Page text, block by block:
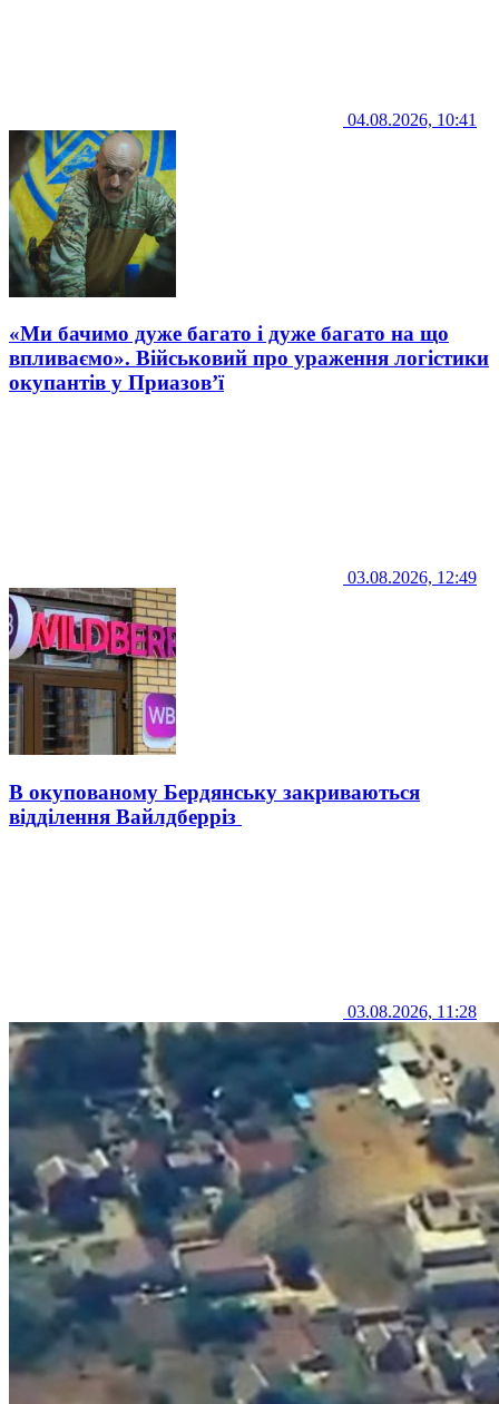
04.08.2026, 10:41
«Ми бачимо дуже багато і дуже багато на що
впливаємо». Військовий про ураження логістики
окупантів у Приазов’ї
03.08.2026, 12:49
В окупованому Бердянську закриваються
відділення Вайлдберріз
03.08.2026, 11:28